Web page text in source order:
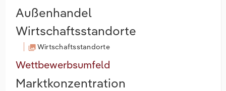
Außenhandel
Wirtschaftsstandorte
Wirtschaftsstandorte
Wettbewerbsumfeld
Marktkonzentration